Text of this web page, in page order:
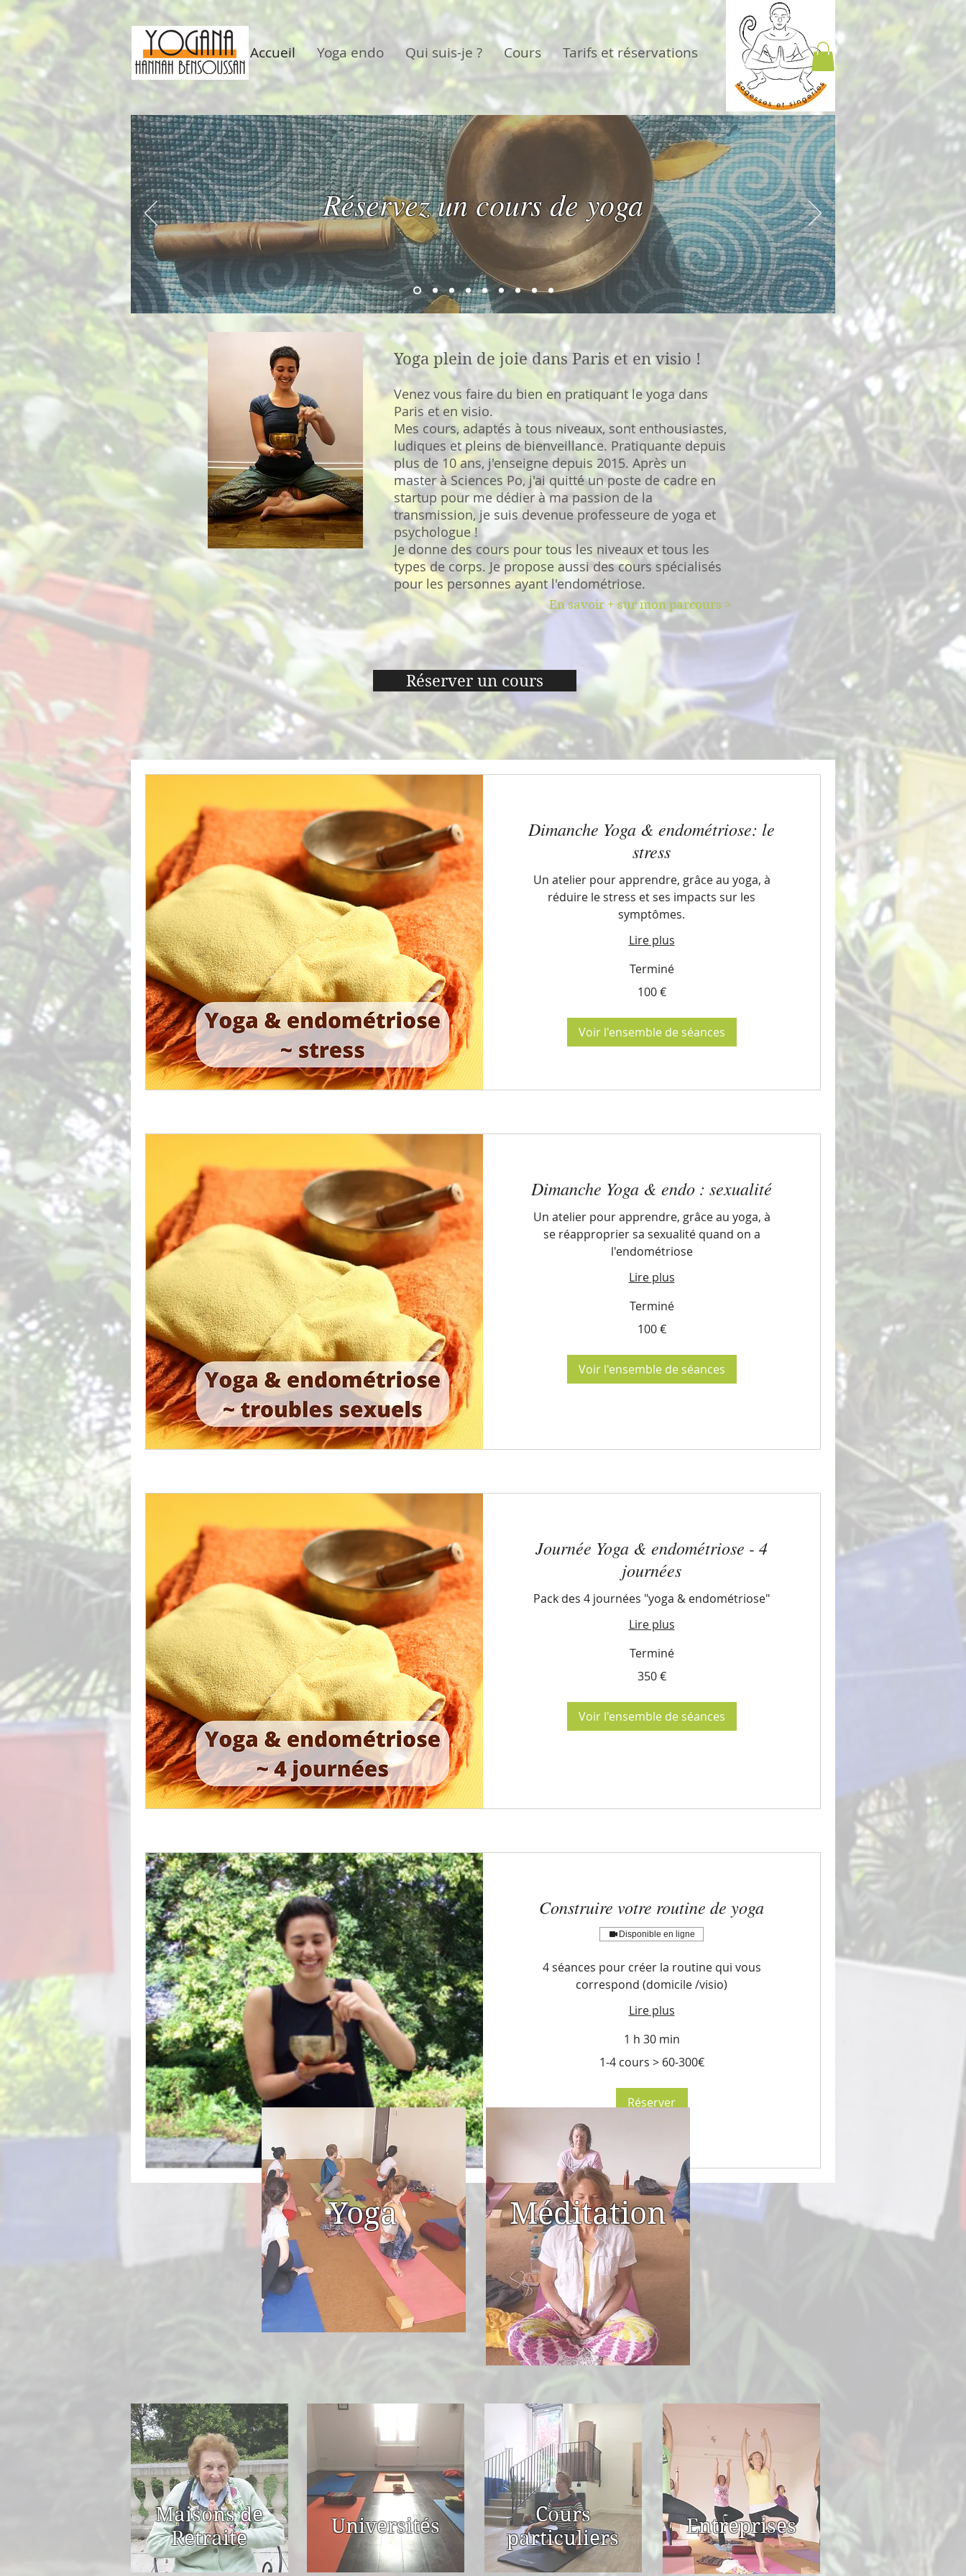
Accueil Yoga endo Qui suis-je ? Cours Tarifs et réservations
Réservez un cours de yoga
Yoga plein de joie dans Paris et en visio !
Venez vous faire du bien en pratiquant le yoga dans
Paris et en visio.
Mes cours, adaptés à tous niveaux, sont enthousiastes,
ludiques et pleins de bienveillance. Pratiquante depuis
plus de 10 ans, j'enseigne depuis 2015. Après un
master à Sciences Po, j'ai quitté un poste de cadre en
startup pour me dédier à ma passion de la
transmission, je suis devenue professeure de yoga et
psychologue !
Je donne des cours pour tous les niveaux et tous les
types de corps. Je propose aussi des cours spécialisés
pour les personnes ayant l'endométriose.
En savoir + sur mon parcours >
Réserver un cours
Dimanche Yoga & endométriose: le
stress
Un atelier pour apprendre, grâce au yoga, à
réduire le stress et ses impacts sur les
symptômes.
Lire plus
Terminé
100 €
Voir l'ensemble de séances
Dimanche Yoga & endo : sexualité
Un atelier pour apprendre, grâce au yoga, à
se réapproprier sa sexualité quand on a
l'endométriose
Lire plus
Terminé
100 €
Voir l'ensemble de séances
Journée Yoga & endométriose - 4
journées
Pack des 4 journées "yoga & endométriose"
Lire plus
Terminé
350 €
Voir l'ensemble de séances
Construire votre routine de yoga
Disponible en ligne
4 séances pour créer la routine qui vous
correspond (domicile /visio)
Lire plus
1 h 30 min
1-4 cours > 60-300€
Réserver
Yoga Méditation
Maisons de
Retraite
Universités
Cours
particuliers
Entreprises